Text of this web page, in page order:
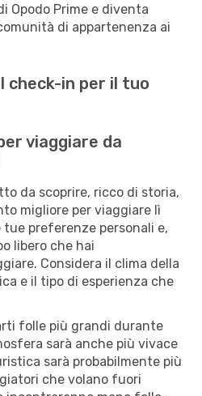
Opodo Prime e diventa
di appartenenza ai
check-in per il tuo
viaggiare da
da scoprire, ricco di storia,
migliore per viaggiare lì
preferenze personali e,
libero che hai
Considera il clima della
e il tipo di esperienza che
folle più grandi durante
sarà anche più vivace
sarà probabilmente più
che volano fuori